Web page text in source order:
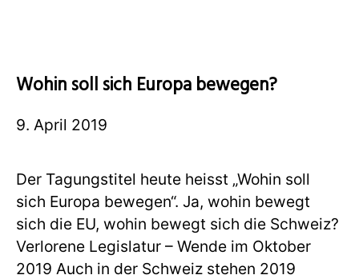
Wohin soll sich Europa bewegen?
9. April 2019
Der Tagungstitel heute heisst „Wohin soll
sich Europa bewegen“. Ja, wohin bewegt
sich die EU, wohin bewegt sich die Schweiz?
Verlorene Legislatur – Wende im Oktober
2019 Auch in der Schweiz stehen 2019